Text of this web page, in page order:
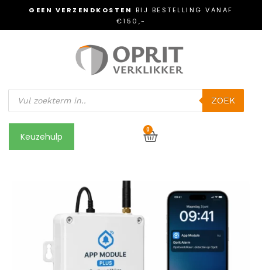
GEEN VERZENDKOSTEN BIJ BESTELLING VANAF
€150,-
ZOEK
Keuzehulp
0